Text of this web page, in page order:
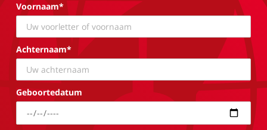
Voornaam*
Achternaam*
Geboortedatum